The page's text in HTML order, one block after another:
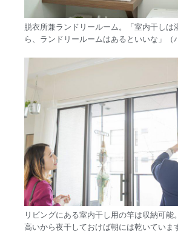
脱衣所兼ランドリールーム。「室内干しは
ら、ランドリールームはあるといいな」（
リビングにある室内干し用の竿は収納可能
高いから夜干しておけば朝には乾いていま